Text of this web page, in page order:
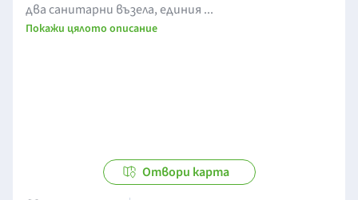
два санитарни възела, единия ...
Покажи цялото описание
Отвори карта